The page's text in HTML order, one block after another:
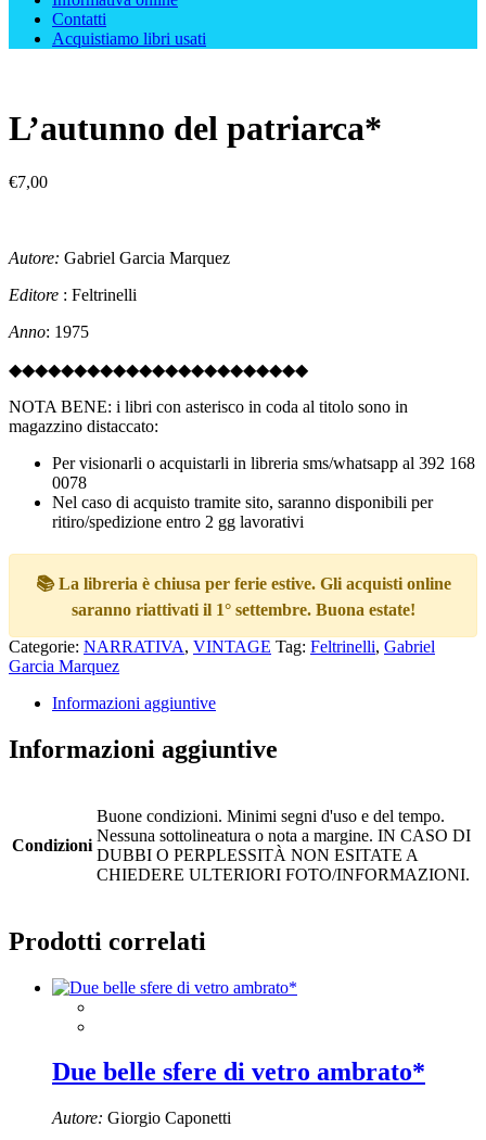
Contatti
Acquistiamo libri usati
L’autunno del patriarca*
€7,00
Autore: Gabriel Garcia Marquez
Editore : Feltrinelli
Anno: 1975
◆◆◆◆◆◆◆◆◆◆◆◆◆◆◆◆◆◆◆◆◆◆◆
NOTA BENE: i libri con asterisco in coda al titolo sono in
magazzino distaccato:
Per visionarli o acquistarli in libreria sms/whatsapp al 392 168
0078
Nel caso di acquisto tramite sito, saranno disponibili per
ritiro/spedizione entro 2 gg lavorativi
📚 La libreria è chiusa per ferie estive. Gli acquisti online
saranno riattivati il 1° settembre. Buona estate!
Categorie: NARRATIVA, VINTAGE Tag: Feltrinelli, Gabriel
Garcia Marquez
Informazioni aggiuntive
Informazioni aggiuntive
Condizioni
Buone condizioni. Minimi segni d'uso e del tempo.
Nessuna sottolineatura o nota a margine. IN CASO DI
DUBBI O PERPLESSITÀ NON ESITATE A
CHIEDERE ULTERIORI FOTO/INFORMAZIONI.
Prodotti correlati
Due belle sfere di vetro ambrato*
Autore: Giorgio Caponetti